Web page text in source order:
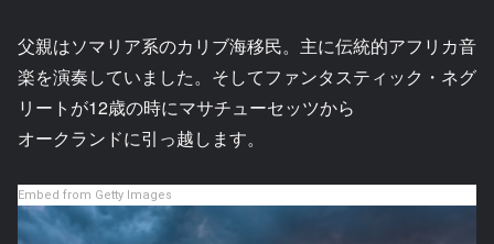
父親はソマリア系のカリブ海移民。主に伝統的アフリカ音
楽を演奏していました。そしてファンタスティック・ネグ
リートが12歳の時にマサチューセッツから
オークランドに引っ越します。
Embed from Getty Images